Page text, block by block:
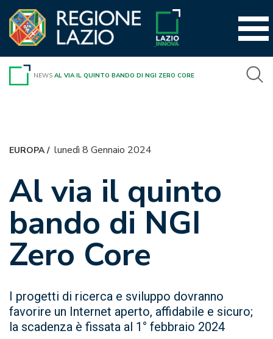
contenuto
NEWS AL VIA IL QUINTO BANDO DI NGI ZERO CORE
EUROPA/ lunedì 8 Gennaio 2024
Al via il quinto
bando di NGI
Zero Core
I progetti di ricerca e sviluppo dovranno
favorire un Internet aperto, affidabile e sicuro;
la scadenza è fissata al 1° febbraio 2024